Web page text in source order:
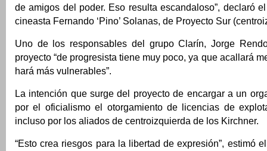
de amigos del poder. Eso resulta escandaloso”, declaró
cineasta Fernando ‘Pino’ Solanas, de Proyecto Sur
Uno de los responsables del grupo Clarín, Jorge
proyecto “de progresista tiene muy poco, ya que acallará
hará más vulnerables”.
La intención que surge del proyecto de encargar a un
por el oficialismo el otorgamiento de licencias de
incluso por los aliados de centroizquierda de los Kirchner.
“Esto crea riesgos para la libertad de expresión”, estimó